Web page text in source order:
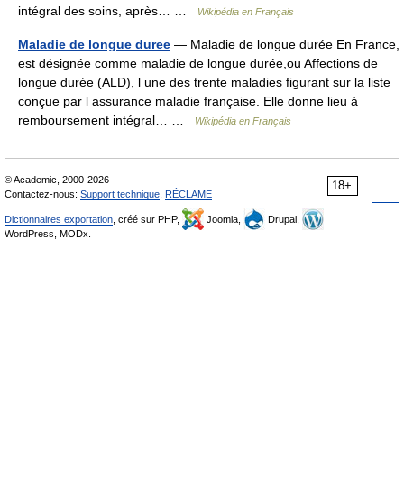
intégral des soins, après… …
Wikipédia en Français
Maladie de longue duree — Maladie de longue durée En France,
est désignée comme maladie de longue durée,ou Affections de
longue durée (ALD), l une des trente maladies figurant sur la liste
conçue par l assurance maladie française. Elle donne lieu à
remboursement intégral… …
Wikipédia en Français
18+
© Academic, 2000-2026
Contactez-nous: Support technique RÉCLAME
Dictionnaires exportation , créé sur PHP, Joomla,
Drupal,
WordPress, MODx.